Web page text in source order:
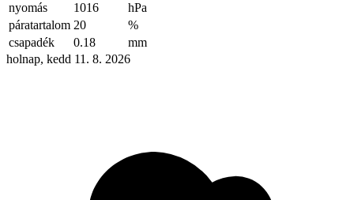
nyomás
1016
hPa
páratartalom 20
%
csapadék
0.18
mm
holnap, kedd 11. 8. 2026